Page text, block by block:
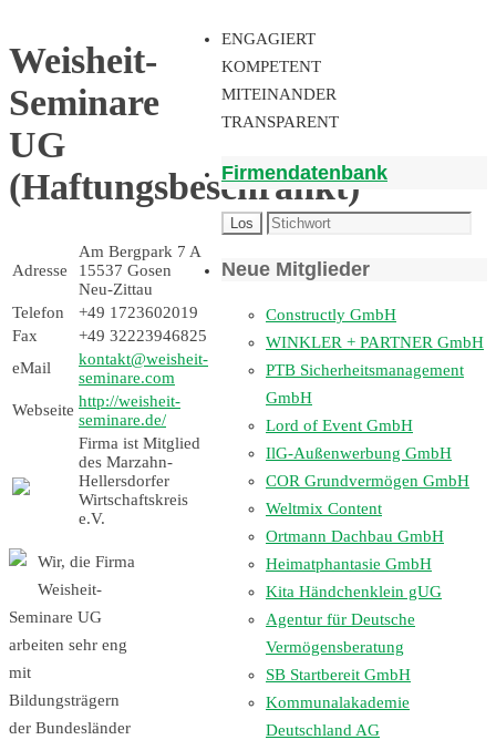
Weisheit-
Seminare
UG
(Haftungsbeschränkt)
Adresse
Am Bergpark 7 A
15537 Gosen
Neu-Zittau
Telefon
+49 1723602019
Fax
+49 32223946825
eMail
kontakt@weisheit-
seminare.com
Webseite http://weisheit-
seminare.de/
Firma ist Mitglied
des Marzahn-
Hellersdorfer
Wirtschaftskreis
e.V.
Wir, die Firma
Weisheit-
Seminare UG
arbeiten sehr eng
mit
Bildungsträgern
der Bundesländer
ENGAGIERT
KOMPETENT
MITEINANDER
TRANSPARENT
Firmendatenbank
Neue Mitglieder
Constructly GmbH
WINKLER + PARTNER GmbH
PTB Sicherheitsmanagement
GmbH
Lord of Event GmbH
IlG-Außenwerbung GmbH
COR Grundvermögen GmbH
Weltmix Content
Ortmann Dachbau GmbH
Heimatphantasie GmbH
Kita Händchenklein gUG
Agentur für Deutsche
Vermögensberatung
SB Startbereit GmbH
Kommunalakademie
Deutschland AG